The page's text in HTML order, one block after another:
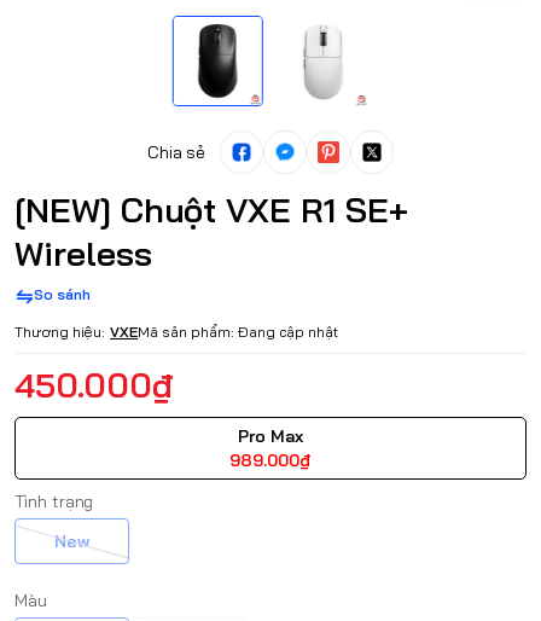
Chia sẻ
[NEW] Chuột VXE R1 SE+
Wireless
So sánh
Thương hiệu: VXEMã sản phẩm: Đang cập nhật
450.000₫
Pro Max
989.000₫
Tình trạng
New
Màu